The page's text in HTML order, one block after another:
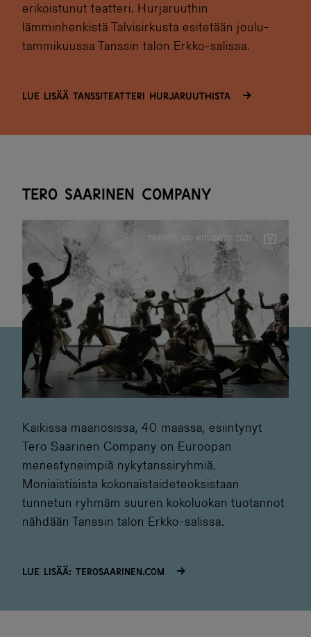
erikoistunut teatteri. Hurjaruuthin
lämminhenkistä Talvisirkusta esitetään joulu-
tammikuussa Tanssin talon Erkko-salissa.
Lue lisää Tanssiteatteri Hurjaruuthista
Tero Saarinen Company
TRANSIT, KAI KUUSISTO 2021
Kaikissa maanosissa, 40 maassa, esiintynyt
Tero Saarinen Company on Euroopan
menestyneimpiä nykytanssiryhmiä.
Moniaistisista kokonaistaideteoksistaan
tunnetun ryhmäm suuren kokoluokan tuotannot
nähdään Tanssin talon Erkko-salissa.
Lue lisää: terosaarinen.com